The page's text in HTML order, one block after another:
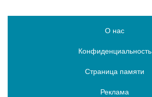
О нас
Конфиденциальность
Страница памяти
Реклама